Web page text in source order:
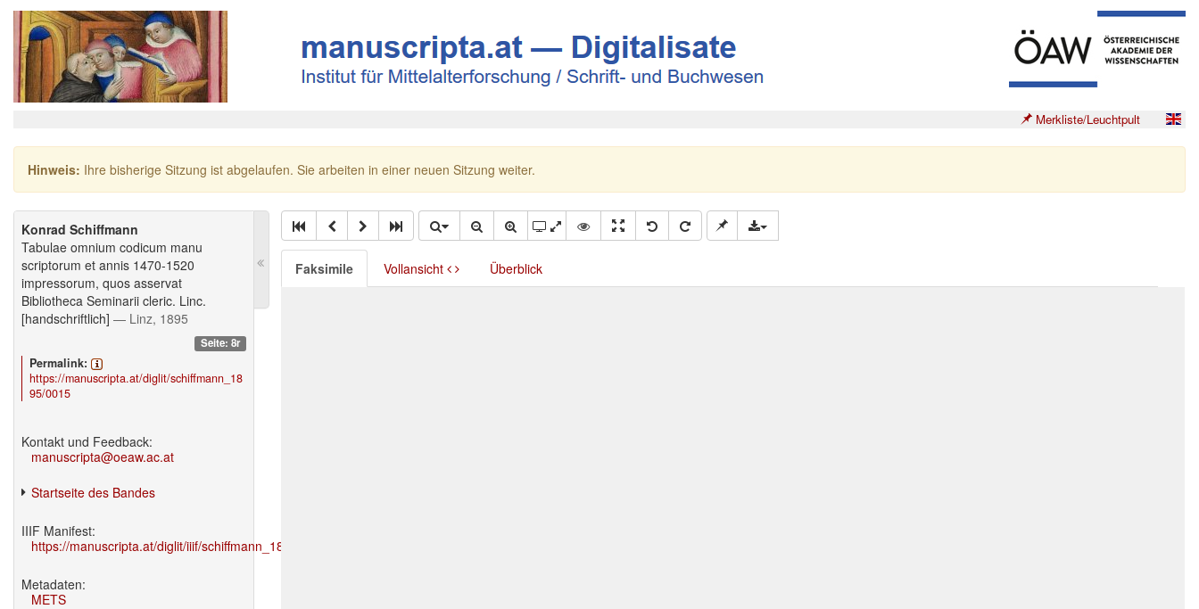
Merkliste/Leuchtpult
Hinweis: Ihre bisherige Sitzung ist abgelaufen. Sie arbeiten in einer neuen Sitzung weiter.
Konrad Schiffmann
Tabulae omnium codicum manu
scriptorum et annis 1470-1520
impressorum, quos asservat
Bibliotheca Seminarii cleric. Linc.
[handschriftlich] — Linz, 1895
Seite: 8r
Permalink:
https://manuscripta.at/diglit/schiffmann_18
95/0015
Kontakt und Feedback:
manuscripta@oeaw.ac.at
Startseite des Bandes
IIIF Manifest:
https://manuscripta.at/diglit/iiif/schiffmann_1895/manifest.json
Metadaten:
METS
Faksimile Vollansicht Überblick